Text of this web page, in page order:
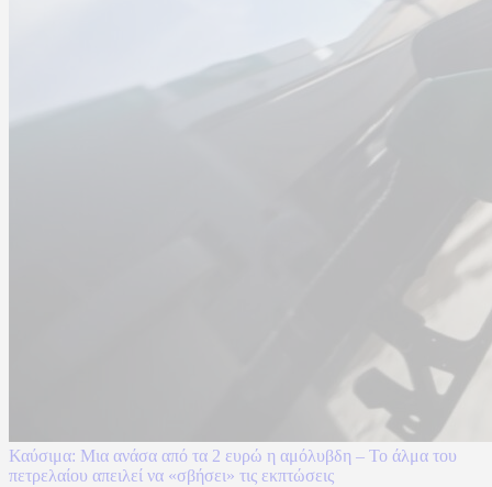
Καύσιμα: Μια ανάσα από τα 2 ευρώ η αμόλυβδη – Το άλμα του
πετρελαίου απειλεί να «σβήσει» τις εκπτώσεις